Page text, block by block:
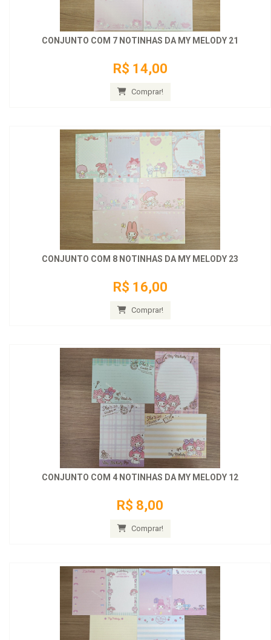
CONJUNTO COM 7 NOTINHAS DA MY MELODY 21
R$ 14,00
Comprar!
CONJUNTO COM 8 NOTINHAS DA MY MELODY 23
R$ 16,00
Comprar!
CONJUNTO COM 4 NOTINHAS DA MY MELODY 12
R$ 8,00
Comprar!